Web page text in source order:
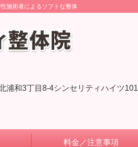
施術者によるソフトな整体
浦和3丁目8-4シンセリティハイツ101
料金／注意事項